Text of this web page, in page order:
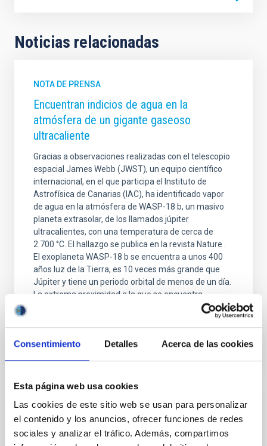
Consentimiento Detalles Acerca de las cookies
Esta página web usa cookies
Las cookies de este sitio web se usan para personalizar
el contenido y los anuncios, ofrecer funciones de redes
sociales y analizar el tráfico. Además, compartimos
Noticias relacionadas
NOTA DE PRENSA
Encuentran indicios de agua en la
atmósfera de un gigante gaseoso
ultracaliente
Gracias a observaciones realizadas con el telescopio
espacial James Webb (JWST), un equipo científico
internacional, en el que participa el Instituto de
Astrofísica de Canarias (IAC), ha identificado vapor
de agua en la atmósfera de WASP-18 b, un masivo
planeta extrasolar, de los llamados júpiter
ultracalientes, con una temperatura de cerca de
2.700 °C. El hallazgo se publica en la revista Nature .
El exoplaneta WASP-18 b se encuentra a unos 400
años luz de la Tierra, es 10 veces más grande que
Júpiter y tiene un periodo orbital de menos de un día.
La extrema proximidad a la que se encuentra
RESULTADO DE INVESTIGACIÓN
El descubrimiento de un exoplaneta